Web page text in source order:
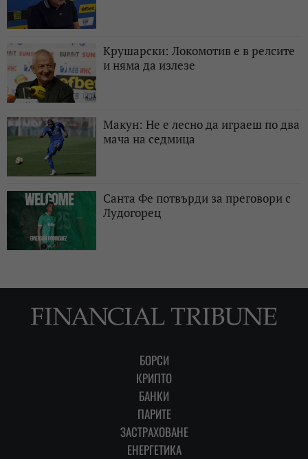
Крушарски: Локомотив е в релсите
и няма да излезе
Макун: Не е лесно да играеш по два
мача на седмица
Санта Фе потвърди за преговори с
Лудогорец
БОРСИ
КРИПТО
БАНКИ
ПАРИТЕ
ЗАСТРАХОВАНЕ
ЕНЕРГЕТИКА